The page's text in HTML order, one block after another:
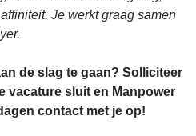
Je werkt graag samen
de slag te gaan? Solliciteer
vacature sluit en Manpower
contact met je op!